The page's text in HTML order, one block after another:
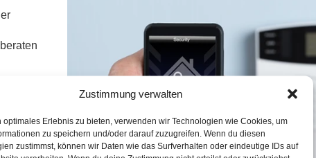
Zustimmung verwalten
optimales Erlebnis zu bieten, verwenden wir Technologien wie Cookies, um
zu speichern und/oder darauf zuzugreifen. Wenn du diesen
zustimmst, können wir Daten wie das Surfverhalten oder eindeutige IDs auf
in
– denn
Jahr